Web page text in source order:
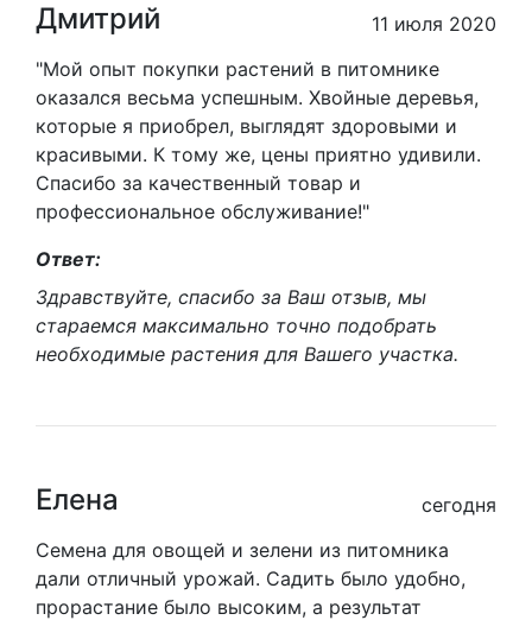
Дмитрий
11 июля 2020
"Мой опыт покупки растений в питомнике
оказался весьма успешным. Хвойные деревья,
которые я приобрел, выглядят здоровыми и
красивыми. К тому же, цены приятно удивили.
Спасибо за качественный товар и
профессиональное обслуживание!"
Ответ:
Здравствуйте, спасибо за Ваш отзыв, мы
стараемся максимально точно подобрать
необходимые растения для Вашего участка.
Елена
сегодня
Семена для овощей и зелени из питомника
дали отличный урожай. Садить было удобно,
прорастание было высоким, а результат